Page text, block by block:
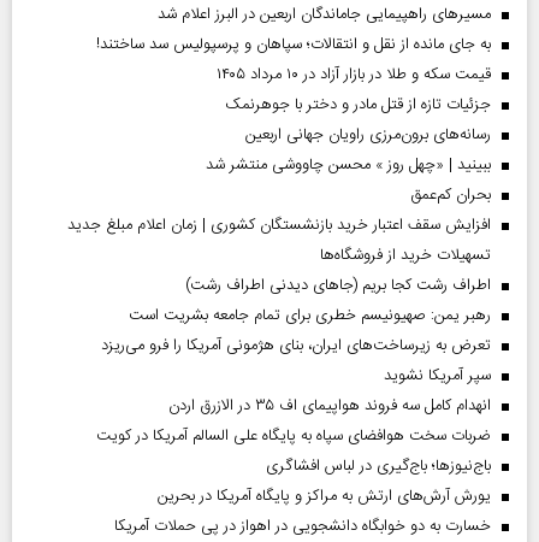
مسیر‌های راهپیمایی جاماندگان اربعین در البرز اعلام شد
به جای مانده از نقل و انتقالات؛ سپاهان و پرسپولیس سد ساختند!
قیمت سکه و طلا در بازار آزاد در ۱۰ مرداد ۱۴۰۵
جزئیات تازه از قتل مادر و دختر با جوهرنمک
رسانه‌های برون‌مرزی راویان جهانی اربعین
ببینید | «چهل روز » محسن چاووشی منتشر شد
بحران کم‌عمق
افزایش سقف اعتبار خرید بازنشستگان کشوری | زمان اعلام مبلغ جدید
تسهیلات خرید از فروشگاه‌ها
اطراف رشت کجا بریم (جاهای دیدنی اطراف رشت)
رهبر یمن: صهیونیسم خطری برای تمام جامعه بشریت است
تعرض به زیرساخت‌های ایران، بنای هژمونی آمریکا را فرو می‌ریزد
سپر آمریکا نشوید
انهدام کامل سه فروند هواپیمای اف ۳۵ در الازرق اردن
ضربات سخت هوافضای سپاه به پایگاه علی السالم آمریکا در کویت
باج‌نیوزها؛ باج‌گیری در لباس افشاگری
یورش آرش‌های ارتش به مراکز و پایگاه‌ آمریکا در بحرین
خسارت به دو خوابگاه دانشجویی در اهواز در پی حملات آمریکا